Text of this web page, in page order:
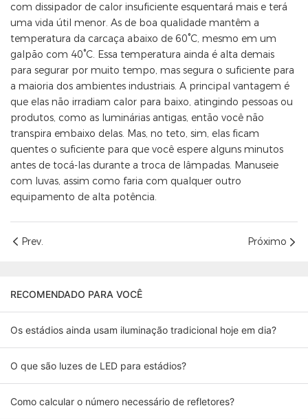
com dissipador de calor insuficiente esquentará mais e terá
uma vida útil menor. As de boa qualidade mantêm a
temperatura da carcaça abaixo de 60°C, mesmo em um
galpão com 40°C. Essa temperatura ainda é alta demais
para segurar por muito tempo, mas segura o suficiente para
a maioria dos ambientes industriais. A principal vantagem é
que elas não irradiam calor para baixo, atingindo pessoas ou
produtos, como as luminárias antigas, então você não
transpira embaixo delas. Mas, no teto, sim, elas ficam
quentes o suficiente para que você espere alguns minutos
antes de tocá-las durante a troca de lâmpadas. Manuseie
com luvas, assim como faria com qualquer outro
equipamento de alta potência.
Prev. Próximo
RECOMENDADO PARA VOCÊ
Os estádios ainda usam iluminação tradicional hoje em dia?
O que são luzes de LED para estádios?
Como calcular o número necessário de refletores?